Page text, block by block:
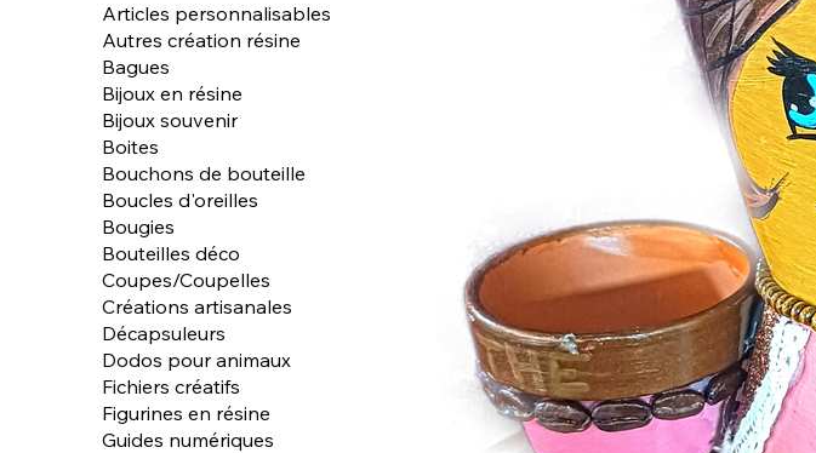
Articles personnalisables
Autres création résine
Bagues
Bijoux en résine
Bijoux souvenir
Boites
Bouchons de bouteille
Boucles d'oreilles
Bougies
Bouteilles déco
Coupes/Coupelles
Créations artisanales
Décapsuleurs
Dodos pour animaux
Fichiers créatifs
Figurines en résine
Guides numériques